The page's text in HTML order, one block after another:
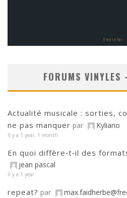
FORUMS VINYLES
Actualité musicale : sorties,
ne pas manquer par Kyliano
Il y a 1 year, 1 month
En quoi diffère‑t‑il des
jean pascal
Il y a 1 year
repeat? par